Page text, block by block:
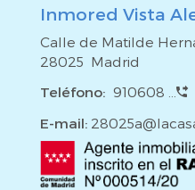
Inmored Vista
Calle de Matilde
28025 Madrid
Teléfono: 910608 ...
E-mail: